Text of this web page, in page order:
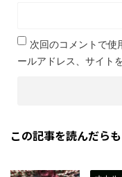
次回のコメントで使
ールアドレス、サイト
この記事を読んだら